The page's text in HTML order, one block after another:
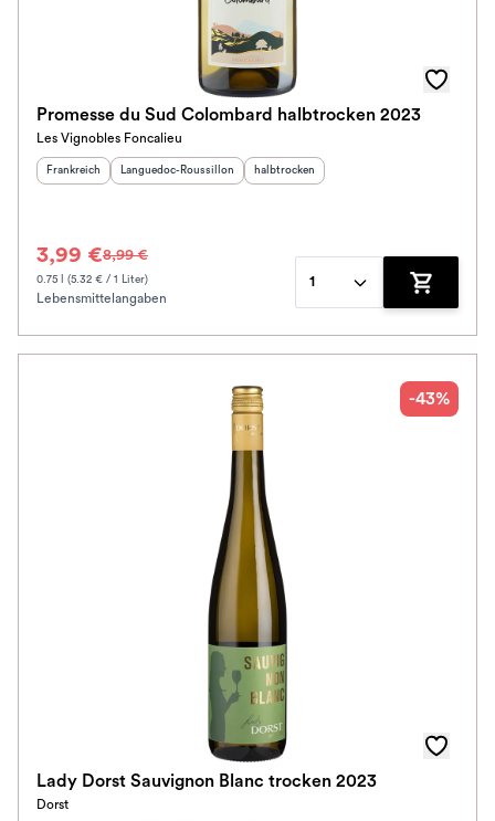
Promesse du Sud Colombard halbtrocken 2023
Les Vignobles Foncalieu
Herkunftsland
Frankreich Herkunftsregion:
Languedoc-Roussillon Geschmack:
halbtrocken
3,99 €8,99 €
0.75 l (5.32 € / 1 Liter)
Lebensmittelangaben
1
Zum
-43%
Lady Dorst Sauvignon Blanc trocken 2023
Dorst